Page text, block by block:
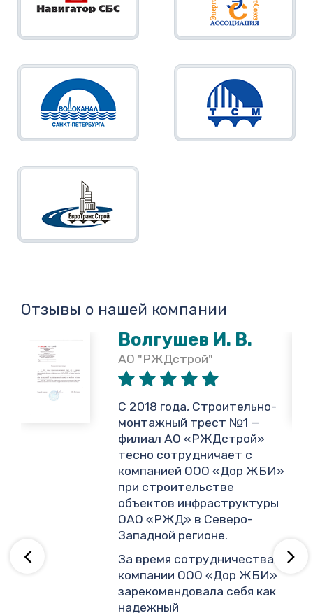
Отзывы о нашей компании
Волгушев И. В.
АО "РЖДстрой"
С 2018 года, Строительно-
монтажный трест №1 —
филиал АО «РЖДстрой»
тесно сотрудничает с
компанией ООО «Дор ЖБИ»
при строительстве
объектов инфраструктуры
ОАО «РЖД» в Северо-
Западной регионе.
За время сотрудничества,
компании ООО «Дор ЖБИ»
зарекомендовала себя как
надежный